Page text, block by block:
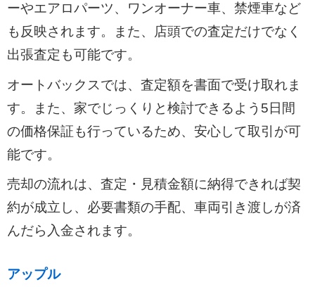
ーやエアロパーツ、ワンオーナー車、禁煙車など
も反映されます。また、店頭での査定だけでなく
出張査定も可能です。
オートバックスでは、査定額を書面で受け取れま
す。また、家でじっくりと検討できるよう5日間
の価格保証も行っているため、安心して取引が可
能です。
売却の流れは、査定・見積金額に納得できれば契
約が成立し、必要書類の手配、車両引き渡しが済
んだら入金されます。
アップル